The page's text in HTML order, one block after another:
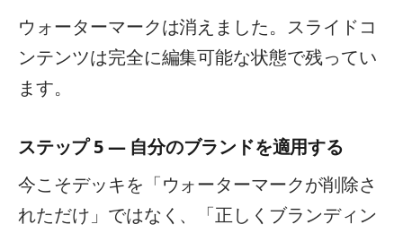
ウォーターマークは消えました。スライドコ
ンテンツは完全に編集可能な状態で残ってい
ます。
ステップ 5 — 自分のブランドを適用する
今こそデッキを「ウォーターマークが削除さ
れただけ」ではなく、「正しくブランディン